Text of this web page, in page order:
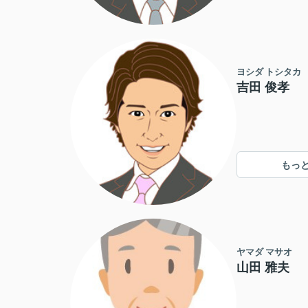
ヨシダ トシタカ
吉田 俊孝
もっ
ヤマダ マサオ
山田 雅夫